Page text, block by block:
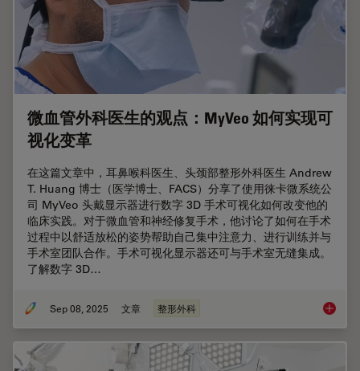
微血管外科医生的观点：MyVeo 如何实现可
视化变革
在这篇文章中，耳鼻喉科医生、头颈部整形外科医生 Andrew
T. Huang 博士（医学博士、FACS）分享了使用徕卡微系统公
司 MyVeo 头戴显示器进行数字 3D 手术可视化如何改变他的
临床实践。对于微血管和神经修复手术，他讨论了如何在手术
过程中以舒适放松的姿势帮助自己集中注意力、进行训练并与
手术室团队合作。手术可视化显示器还可与手术室无缝集成。
了解数字 3D…
Sep 08, 2025 文章 整形外科 微血管